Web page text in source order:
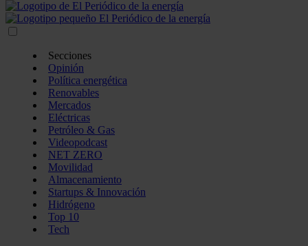
Secciones
Opinión
Política energética
Renovables
Mercados
Eléctricas
Petróleo & Gas
Videopodcast
NET ZERO
Movilidad
Almacenamiento
Startups & Innovación
Hidrógeno
Top 10
Tech